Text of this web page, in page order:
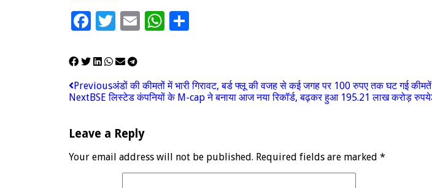
Facebook
Twitter
EmailWhatsApp
Previousअंडों की कीमतों में भारी गिरावट, बर्ड फ्लू की वजह से कई जगह पर 100 रुपए तक घट गई कीमतें
NextBSE लिस्‍टेड कंपनियों के M-cap ने बनाया आज नया रिकॉर्ड, बढ़कर हुआ 195.21 लाख करोड़ रुपये
Leave a Reply
Your email address will not be published. Required fields are marked *